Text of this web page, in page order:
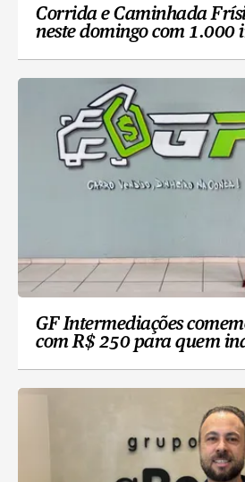
Corrida e Caminhada
neste domingo com 1.000
GF Intermediações
com R$ 250 para quem